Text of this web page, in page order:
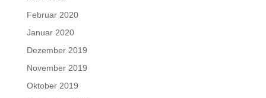
Februar 2020
Januar 2020
Dezember 2019
November 2019
Oktober 2019